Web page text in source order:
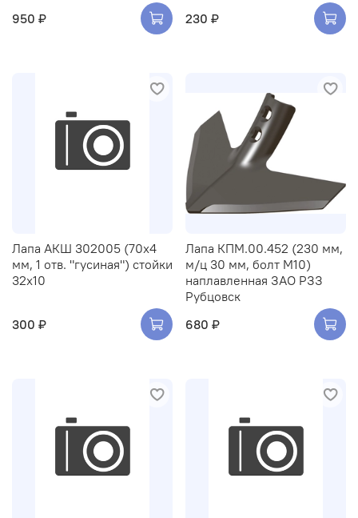
950 ₽
230 ₽
Лапа АКШ 302005 (70х4
мм, 1 отв. "гусиная") стойки
32х10
300 ₽
Лапа КПМ.00.452 (230 мм,
м/ц 30 мм, болт М10)
наплавленная ЗАО РЗЗ
Рубцовск
680 ₽